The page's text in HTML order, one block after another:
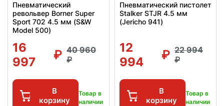
Пневматический
револьвер Borner Super
Sport 702 4.5 мм (S&W
Model 500)
16
997
40 960
В
корзину
Товар в
наличии
Пневматический пистолет
Stalker STJR 4.5 мм
(Jericho 941)
12
994
22 994
В
корзину
Товар в
наличии